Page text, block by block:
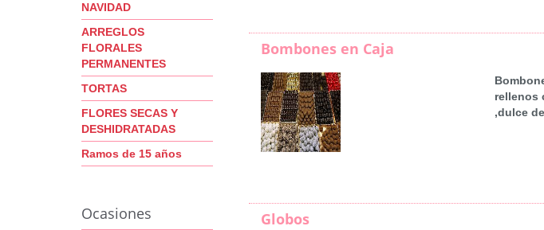
NAVIDAD
ARREGLOS
FLORALES
PERMANENTES
TORTAS
FLORES SECAS Y
DESHIDRATADAS
Ramos de 15 años
Ocasiones
Bombones en Caja
rellenos
,dulce
Globos